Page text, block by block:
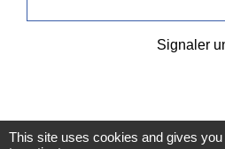
Signaler
This site uses cookies and gives